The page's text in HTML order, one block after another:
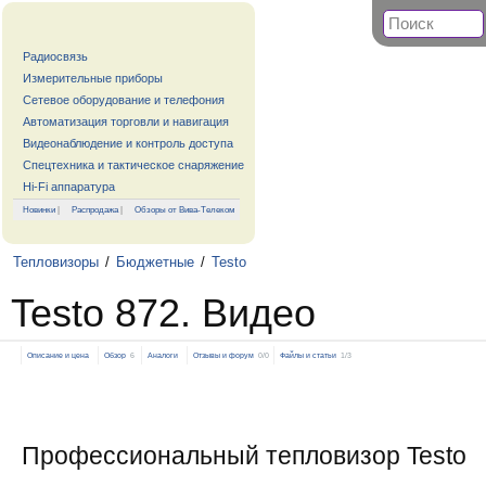
Радиосвязь
Измерительные приборы
Сетевое оборудование и телефония
Автоматизация торговли и навигация
Видеонаблюдение и контроль доступа
Спецтехника и тактическое снаряжение
Hi-Fi аппаратура
Новинки | Распродажа| Обзоры от Вива-Телеком
Тепловизоры / Бюджетные / Testo
Testo 872. Видео
Описание и цена Обзор 6 Аналоги Отзывы и форум 0/0 Файлы и статьи 1/3
Профессиональный тепловизор Testo